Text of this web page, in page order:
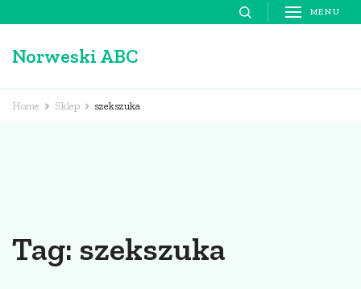
content
Enter)
MENU
Norweski ABC
Home Sklep szekszuka
Tag: szekszuka